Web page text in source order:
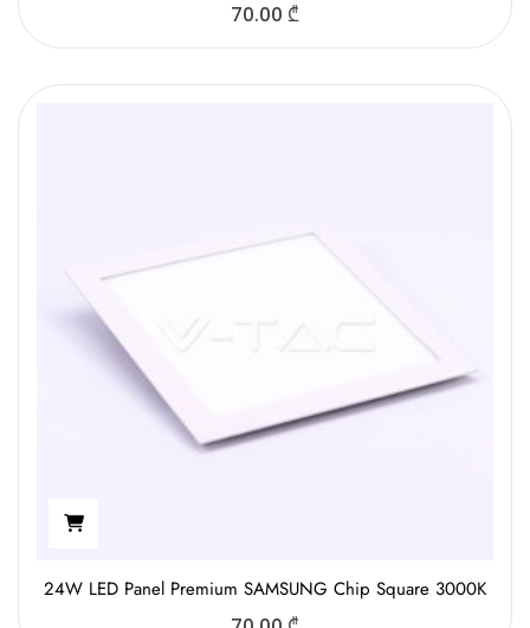
70.00 ₾
24W LED Panel Premium SAMSUNG Chip Square 3000K